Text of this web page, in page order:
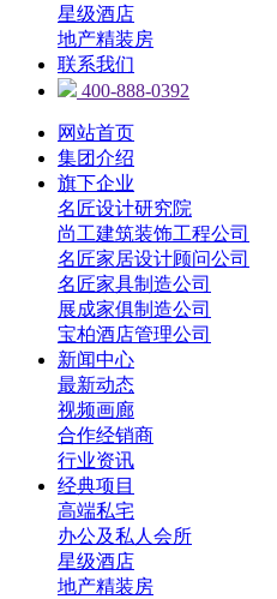
星级酒店
地产精装房
联系我们
400-888-0392
网站首页
集团介绍
旗下企业
名匠设计研究院
尚工建筑装饰工程公司
名匠家居设计顾问公司
名匠家具制造公司
展成家俱制造公司
宝柏酒店管理公司
新闻中心
最新动态
视频画廊
合作经销商
行业资讯
经典项目
高端私宅
办公及私人会所
星级酒店
地产精装房